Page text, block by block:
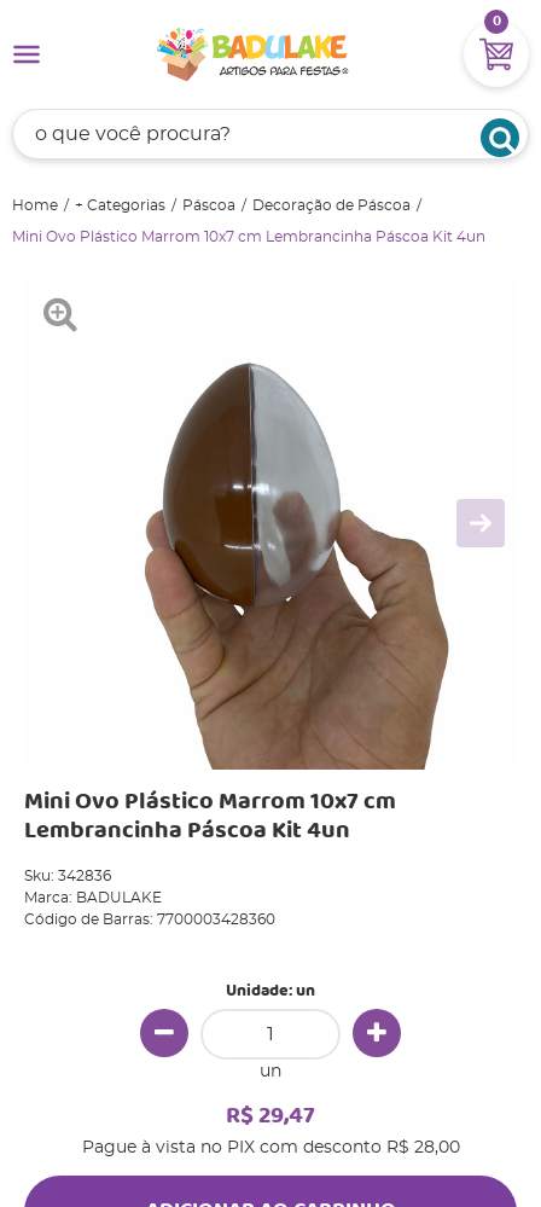
0
Home + Categorias Páscoa Decoração de Páscoa
Mini Ovo Plástico Marrom 10x7 cm Lembrancinha Páscoa Kit 4un
Mini Ovo Plástico Marrom 10x7 cm
Lembrancinha Páscoa Kit 4un
Sku: 342836
Marca: BADULAKE
Código de Barras: 7700003428360
Unidade: un
un
R$ 29,47
Pague à vista no PIX com desconto R$ 28,00